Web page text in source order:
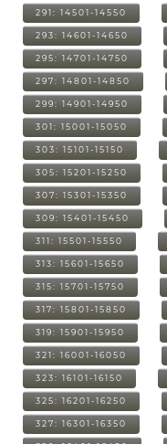
291: 14501-14550
293: 14601-14650
295: 14701-14750
297: 14801-14850
299: 14901-14950
301: 15001-15050
303: 15101-15150
305: 15201-15250
307: 15301-15350
309: 15401-15450
311: 15501-15550
313: 15601-15650
315: 15701-15750
317: 15801-15850
319: 15901-15950
321: 16001-16050
323: 16101-16150
325: 16201-16250
327: 16301-16350